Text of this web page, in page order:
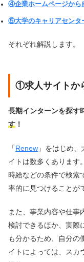
④企業ホームページから
⑤大学のキャリアセンタ
それぞれ解説します。
①求人サイトか
長期インターンを探す
す ！
「Renew 」をはじめ
イトは数多くあります
時給などの条件で検索
率的に見つけることが
また、事業内容や仕事
検討できるほか、実際
も分かるため、自分の
イトによっては、スカ